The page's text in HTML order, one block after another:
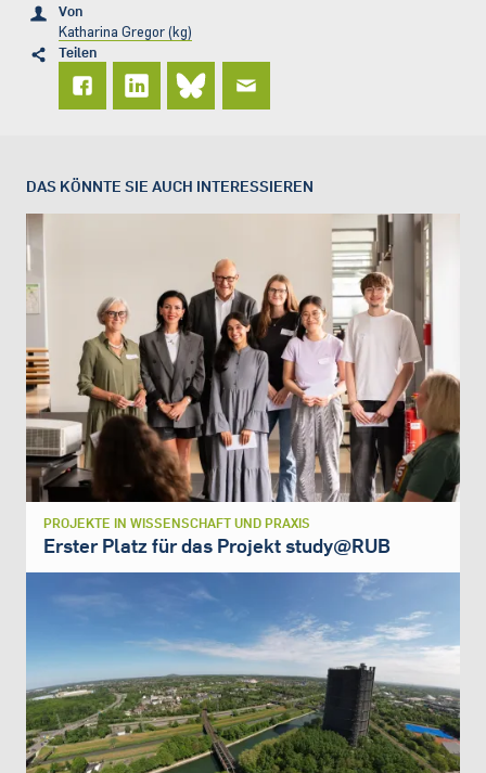
Von
Katharina Gregor (kg)
Teilen
DAS KÖNNTE SIE AUCH INTERESSIEREN
PROJEKTE IN WISSENSCHAFT UND PRAXIS
Erster Platz für das Projekt study@RUB